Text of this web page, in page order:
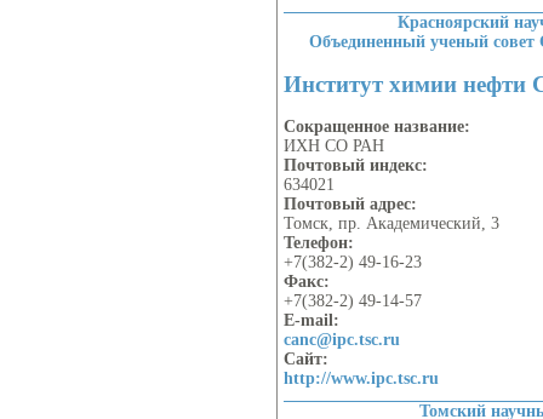
Красноярский
Объединенный ученый
Институт химии
Сокращенное название:
ИХН СО РАН
Почтовый индекс:
634021
Почтовый адрес:
Томск, пр. Академический, 3
Телефон:
+7(382-2) 49-16-23
Факс:
+7(382-2) 49-14-57
E-mail:
canc@ipc.tsc.ru
Сайт:
http://www.ipc.tsc.ru
Томский